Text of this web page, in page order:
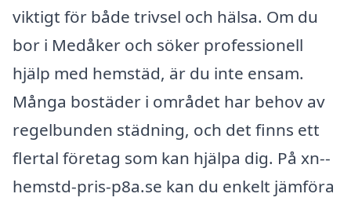
viktigt för både trivsel och hälsa. Om du
bor i Medåker och söker professionell
hjälp med hemstäd, är du inte ensam.
Många bostäder i området har behov av
regelbunden städning, och det finns ett
flertal företag som kan hjälpa dig. På xn--
hemstd-pris-p8a.se kan du enkelt jämföra